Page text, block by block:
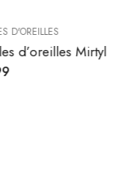
D'OREILLES
d’oreilles Mirtyl